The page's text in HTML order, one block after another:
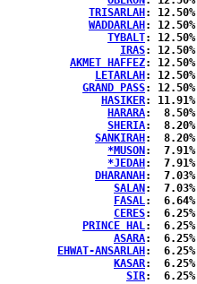
TRISARLAH : 12.50%	( 2)  0:0   0:0   0:0   2:0   0:0  { 0:0 }
WADDARLAH : 12.50%	( 1)  0:0   0:0   1:0   0:0   0:0  { 0:0 }
TYBALT: 12.50%	( 1)  0:0   0:0   0:1   0:0   0:0  { 0:0 }
IRAS: 12.50%	( 1)  0:0   0:0   0:1   0:0   0:0  { 0:0 }
AKMET HAFFEZ: 12.50%	( 1)  0:0   0:0   0:1   0:0   0:0  { 0:0 }
LETARLAH : 12.50%	( 1)  0:0   0:0   1:0   0:0   0:0  { 0:0 }
GRAND PASS: 12.50%	( 1)  0:0   0:0   1:0   0:0   0:0  { 0:0 }
HASIKER: 11.91%	(11)  0:0   0:0   0:0   0:0   0:1  { 5:5 }
HARARA:  8.50%	(17)  0:0   0:0   0:0   0:0   0:0  { 9:8 }
SHERIA:  8.20%	( 9)  0:0   0:0   0:0   0:0   0:0  { 5:4 }
SANKIRAH :  8.20%	( 9)  0:0   0:0   0:0   0:0   0:0  { 5:4 }
*MUSON :  7.91%	(15)  0:0   0:0   0:0   0:0   0:0  { 7:8 }
*JEDAH :  7.91%	(15)  0:0   0:0   0:0   0:0   0:0  { 7:8 }
DHARANAH :  7.03%	( 4)  0:0   0:0   0:0   0:0   1:0  { 1:2 }
SALAN :  7.03%	( 4)  0:0   0:0   0:0   0:0   1:0  { 1:2 }
FASAL:  6.64%	( 7)  0:0   0:0   0:0   0:0   0:0  { 4:3 }
CERES:  6.25%	( 1)  0:0   0:0   0:0   0:1   0:0  { 0:0 }
PRINCE HAL:  6.25%	( 1)  0:0   0:0   0:0   0:1   0:0  { 0:0 }
ASARA:  6.25%	( 1)  0:0   0:0   0:0   0:1   0:0  { 0:0 }
EHWAT-ANSARLAH :  6.25%	( 2)  0:0   0:0   0:0   0:0   2:0  { 0:0 }
KASAR:  6.25%	( 3)  0:0   0:0   0:0   0:0   0:1  { 2:0 }
SIR:  6.25%	( 1)  0:0   0:0   0:0   1:0   0:0  { 0:0 }